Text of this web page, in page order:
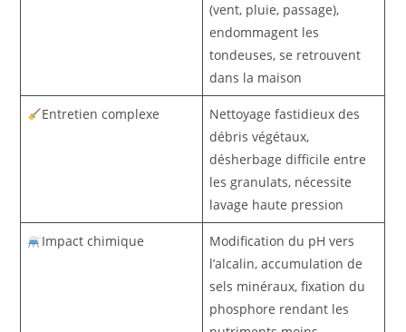
(vent, pluie, passage),
endommagent les
tondeuses, se retrouvent
dans la maison
Entretien complexe
Nettoyage fastidieux des
débris végétaux,
désherbage difficile entre
les granulats, nécessite
lavage haute pression
Impact chimique
Modification du pH vers
l’alcalin, accumulation de
sels minéraux, fixation du
phosphore rendant les